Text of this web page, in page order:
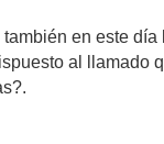
también en este
al llamado